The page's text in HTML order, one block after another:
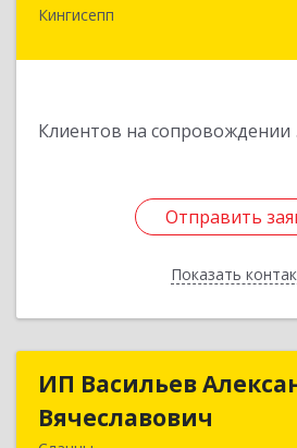
Кингисепп
Клиентов на сопровождении
Отправить
Показать
Отправить
Назад
ИП Васильев
Вячеславович
ИП